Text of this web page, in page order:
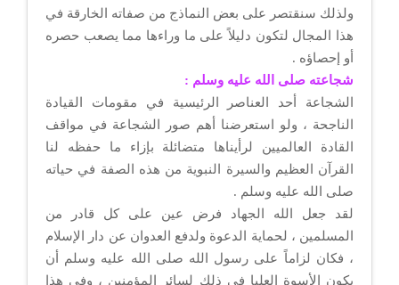
ولذلك سنقتصر على بعض النماذج من صفاته الخارقة في
هذا المجال لتكون دليلاً على ما وراءها مما يصعب حصره
أو إحصاؤه .
شجاعته صلى الله عليه وسلم :
الشجاعة أحد العناصر الرئيسية في مقومات القيادة
الناجحة ، ولو استعرضنا أهم صور الشجاعة في مواقف
القادة العالميين لرأيناها متضائلة بإزاء ما حفظه لنا
القرآن العظيم والسيرة النبوية من هذه الصفة في حياته
صلى الله عليه وسلم .
لقد جعل الله الجهاد فرض عين على كل قادر من
المسلمين ، لحماية الدعوة ولدفع العدوان عن دار الإسلام
، فكان لزاماً على رسول الله صلى الله عليه وسلم أن
يكون الأسوة العليا في ذلك لسائر المؤمنين ، وفي هذا